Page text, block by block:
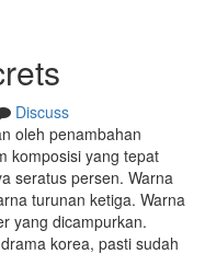
Discuss
oleh penambahan
komposisi yang tepat
seratus persen. Warna
turunan ketiga. Warna
yang dicampurkan.
korea, pasti sudah